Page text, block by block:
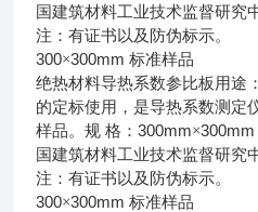
国建筑材料工业技术监督研究
注：有证书以及防伪标示。
300×300mm标准样品
绝热材料导热系数参比板用途
的定标使用，是导热系数测定
样品。规 格：300mm×300mm
国建筑材料工业技术监督研究
注：有证书以及防伪标示。
300×300mm标准样品